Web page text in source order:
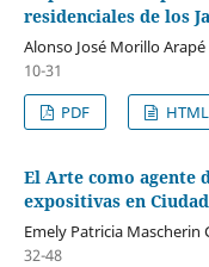
residenciales de los
Alonso José Morillo
10-31
PDF
HTML
El Arte como agente
expositivas en
Emely Patricia
32-48